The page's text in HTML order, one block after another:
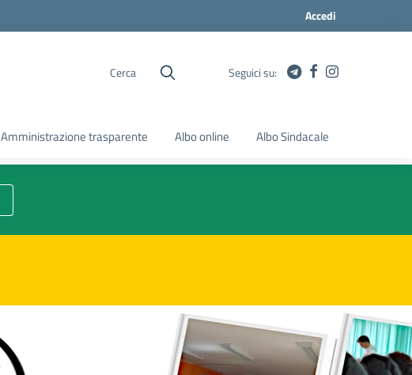
Accedi
Cerca Seguici su:
Amministrazione trasparente Albo online Albo Sindacale